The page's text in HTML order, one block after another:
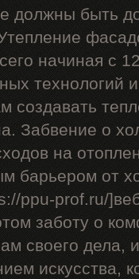
должны быть
начиная с
технологий
создавать
Забвение о
на
барьером от
ppu-prof.ru/
заботу о
своего дела,
искусства,